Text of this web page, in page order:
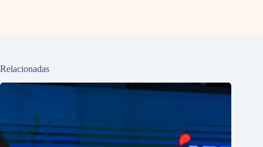
Relacionadas